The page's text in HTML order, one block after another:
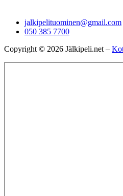
jalkipelituominen@gmail.com
050 385 7700
Copyright © 2026 Jälkipeli.net –